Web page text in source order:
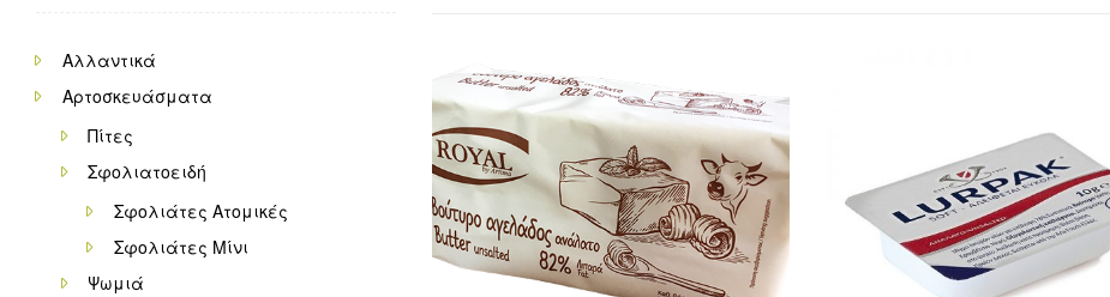
Αλλαντικά
Αρτοσκευάσματα
Πίτες
Σφολιατοειδή
Σφολιάτες Ατομικές
Σφολιάτες Μίνι
Ψωμιά